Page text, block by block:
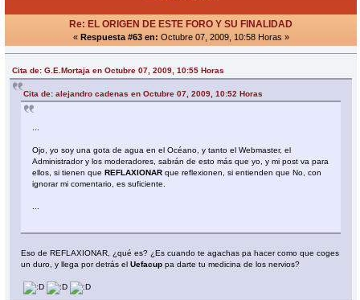
Re: EL ORIGEN DE ESTE FORO Y SU FINALIDAD
« Respuesta #63 en: Octubre 07, 2009, 10:58 Horas »
Cita de: G.E.Mortaja en Octubre 07, 2009, 10:55 Horas
Cita de: alejandro cadenas en Octubre 07, 2009, 10:52 Horas
Ojo, yo soy una gota de agua en el Océano, y tanto el Webmaster, el
Administrador y los moderadores, sabrán de esto más que yo, y mi post va para
ellos, si tienen queREFLAXIONAR que reflexionen, si entienden que No, con
ignorar mi comentario, es suficiente.
Eso de REFLAXIONAR, ¿qué es? ¿Es cuando te agachas pa hacer como que coges
un duro, y llega por detrás elUefacup pa darte tu medicina de los nervios?